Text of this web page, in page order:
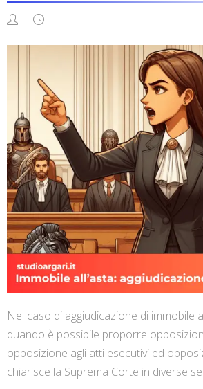
Nel caso di aggiudicazione di immobile
quando è possibile proporre
opposizione agli atti esecutivi ed
chiarisce la Suprema Corte in diverse